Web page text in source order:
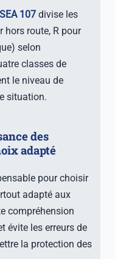
107divise les
hors route, R pour
selon
classes de
le niveau de
situation.
des
adapté
pour choisir
adapté aux
compréhension
évite les erreurs de
la protection des